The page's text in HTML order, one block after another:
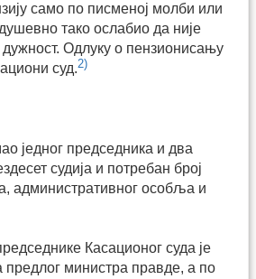
само по писменој молби или
тако ослабио да није
Одлуку о пензионисању
суд.2)
једног председника и два
судија и потребан број
административног особља и
Касационог суда је
министра правде, а по